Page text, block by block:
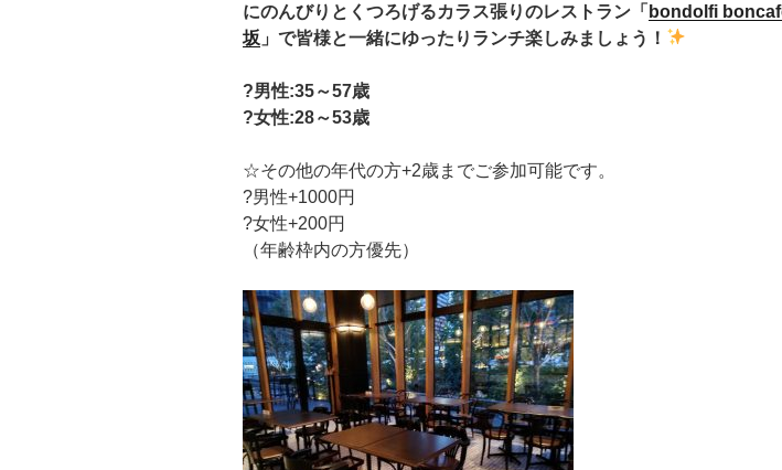
にのんびりとくつろげるカラス張りのレストラン「 bondolfi
坂 」で皆様と一緒にゆったりランチ楽しみましょう！
?男性:35～57歳
?女性:28～53歳
☆その他の年代の方+2歳までご参加可能です。
?男性+1000円
?女性+200円
（年齢枠内の方優先）